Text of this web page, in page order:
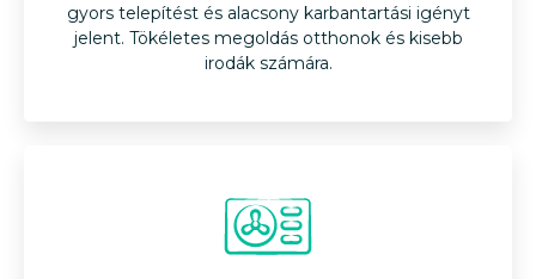
gyors telepítést és alacsony karbantartási igényt
jelent. Tökéletes megoldás otthonok és kisebb
irodák számára.
Levegő-levegő hőszivattyú